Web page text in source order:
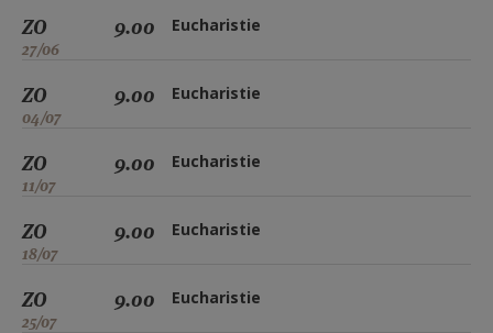
ZO
27/06
9.00 Eucharistie
ZO
04/07
9.00 Eucharistie
ZO
11/07
9.00 Eucharistie
ZO
18/07
9.00 Eucharistie
ZO
25/07
9.00 Eucharistie